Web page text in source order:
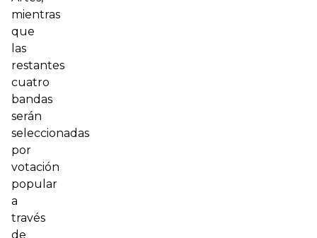
mientras
que
las
restantes
cuatro
bandas
serán
seleccionadas
por
votación
popular
a
través
de